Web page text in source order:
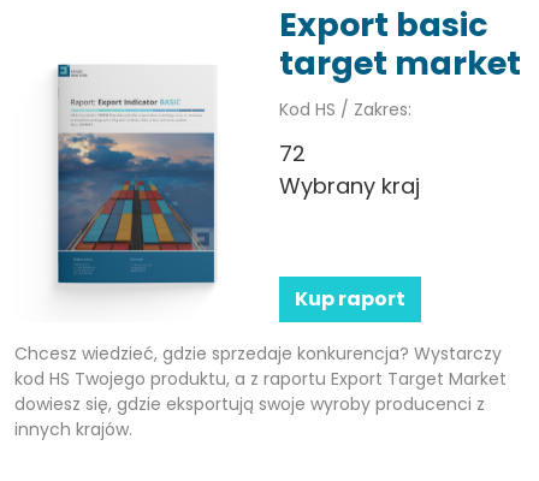
Export basic
target market
Kod HS / Zakres:
72
Wybrany kraj
Kup raport
Chcesz wiedzieć, gdzie sprzedaje konkurencja? Wystarczy
kod HS Twojego produktu, a z raportu Export Target Market
dowiesz się, gdzie eksportują swoje wyroby producenci z
innych krajów.